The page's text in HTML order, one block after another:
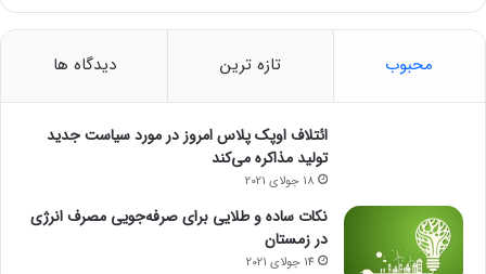
محبوب تازه ترین دیدگاه ها
ائتلاف اوپک پلاس امروز در مورد سیاست جدید
تولید مذاکره می‌کند
18 جولای 2021
نکات ساده و طلایی برای صرفه‌جویی مصرف انرژی
در زمستان
14 جولای 2021